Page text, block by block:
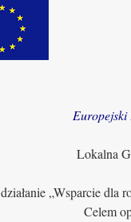
Europejski
Lokalna
działanie „Wsparcie
Celem